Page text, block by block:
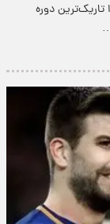
دوره